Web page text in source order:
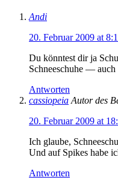
Andi
20. Februar 2009 at
Du könntest dir ja
Schneeschuhe — auch
Antworten
cassiopeia Autor des
20. Februar 2009 at
Ich glaube,
Und auf Spikes habe
Antworten